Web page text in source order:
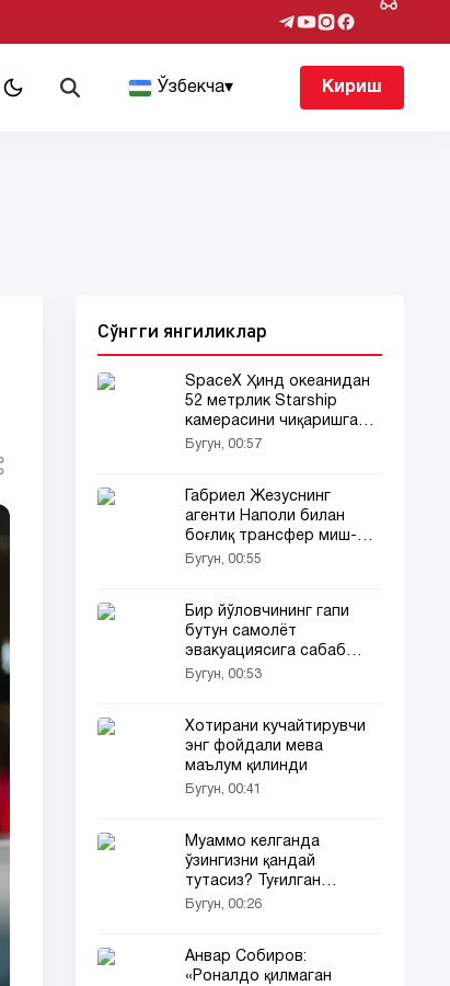
Ўзбекча▾ Кириш
Сўнгги янгиликлар
SpaceX Ҳинд океанидан
52 метрлик Starship
камерасини чиқаришга
уринмоқда
Бугун, 00:57
Габриел Жезуснинг
агенти Наполи билан
боғлиқ трансфер миш-
мишларига ойдинлик
Бугун, 00:55
Бир йўловчининг гапи
бутун самолёт
эвакуациясига сабаб
бўлди
Бугун, 00:53
Хотирани кучайтирувчи
энг фойдали мева
маълум қилинди
Бугун, 00:41
Муаммо келганда
ўзингизни қандай
тутасиз? Туғилган
кунингиз сирни очади
Бугун, 00:26
Анвар Собиров:
«Роналдо қилмаган